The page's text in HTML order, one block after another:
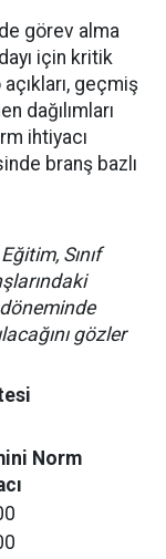
görev alma
için kritik
geçmiş
dağılımları
ihtiyacı
branş bazlı
Sınıf
gözler
Norm